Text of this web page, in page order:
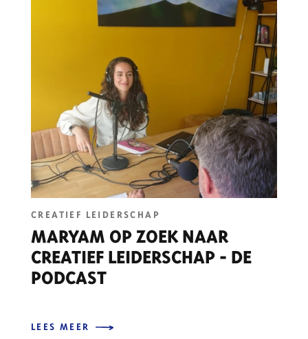
CREATIEF LEIDERSCHAP
MARYAM OP ZOEK NAAR
CREATIEF LEIDERSCHAP - DE
PODCAST
LEES MEER